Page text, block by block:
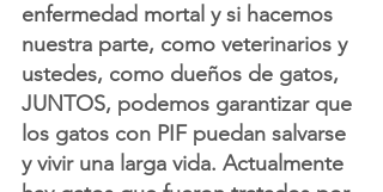
enfermedad mortal y si hacemos
nuestra parte, como veterinarios y
ustedes, como dueños de gatos,
JUNTOS, podemos garantizar que
los gatos con PIF puedan salvarse
y vivir una larga vida. Actualmente